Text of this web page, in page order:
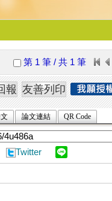
第 1 筆 / 共 1 筆
論文連結 QR Code
Twitter